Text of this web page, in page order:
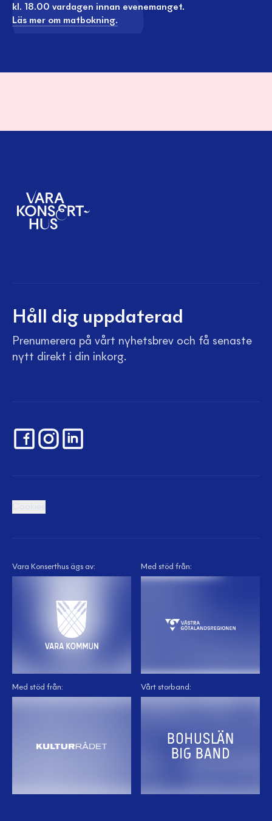
kl. 18.00 vardagen innan evenemanget.
Läs mer om matbokning.
Håll dig uppdaterad
Prenumerera på vårt nyhetsbrev och få senaste
nytt direkt i din inkorg.
Vara Konserthus ägs av: Med stöd från:
Med stöd från: Vårt storband: